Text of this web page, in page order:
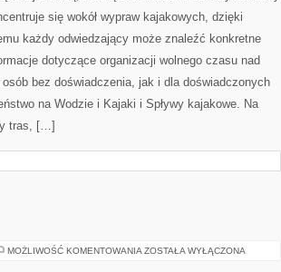
się wokół wypraw kajakowych, dzięki
każdy odwiedzający może znaleźć konkretne
dotyczące organizacji wolnego czasu nad
bez doświadczenia, jak i dla doświadczonych
na Wodzie i Kajaki i Spływy kajakowe. Na
tras, […]
MOŻLIWOŚĆ KOMENTOWANIA TESTY
ZOSTAŁA WYŁĄCZONA